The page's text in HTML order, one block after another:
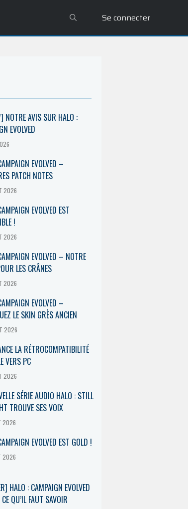
Se connecter
NOTRE AVIS SUR HALO :
EVOLVED
EVOLVED –
PATCH NOTES
2026
EVOLVED EST
!
2026
EVOLVED – NOTRE
LES CRÂNES
2026
EVOLVED –
LE SKIN GRÈS ANCIEN
2026
LA RÉTROCOMPATIBILITÉ
VERS PC
2026
SÉRIE AUDIO HALO : STILL
TROUVE SES VOIX
2026
EVOLVED EST GOLD !
2026
HALO : CAMPAIGN EVOLVED
QU’IL FAUT SAVOIR